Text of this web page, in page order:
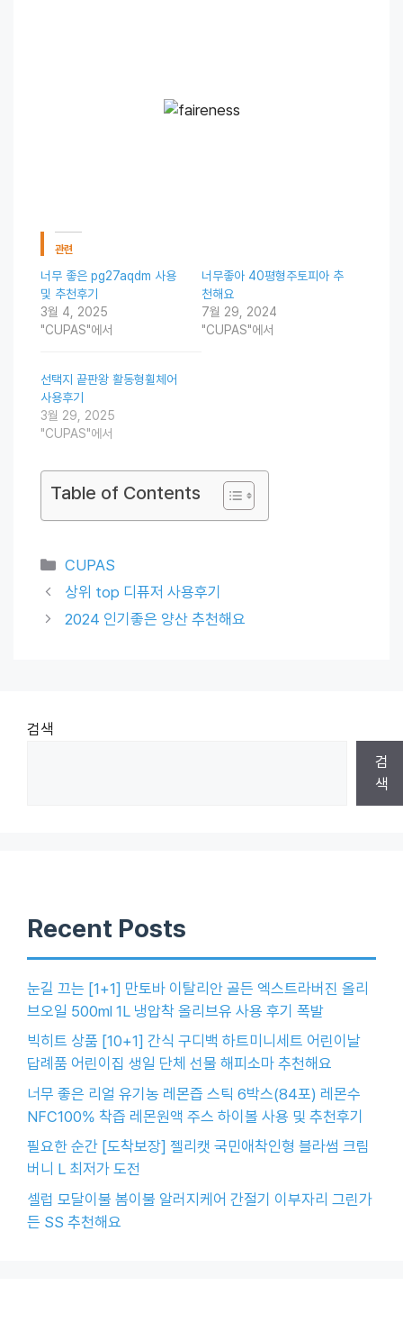
관련
너무 좋은 pg27aqdm 사용
및 추천후기
3월 4, 2025
"CUPAS"에서
너무좋아 40평형주토피아 추
천해요
7월 29, 2024
"CUPAS"에서
선택지 끝판왕 활동형휠체어
사용후기
3월 29, 2025
"CUPAS"에서
Table of Contents
Categories
CUPAS
상위 top 디퓨저 사용후기
2024 인기좋은 양산 추천해요
검색
검
색
Recent Posts
눈길 끄는 [1+1] 만토바 이탈리안 골든 엑스트라버진 올리
브오일 500ml 1L 냉압착 올리브유 사용 후기 폭발
빅히트 상품 [10+1] 간식 구디백 하트미니세트 어린이날
답례품 어린이집 생일 단체 선물 해피소마 추천해요
너무 좋은 리얼 유기농 레몬즙 스틱 6박스(84포) 레몬수
NFC100% 착즙 레몬원액 주스 하이볼 사용 및 추천후기
필요한 순간 [도착보장] 젤리캣 국민애착인형 블라썸 크림
버니 L 최저가 도전
셀럽 모달이불 봄이불 알러지케어 간절기 이부자리 그린가
든 SS 추천해요